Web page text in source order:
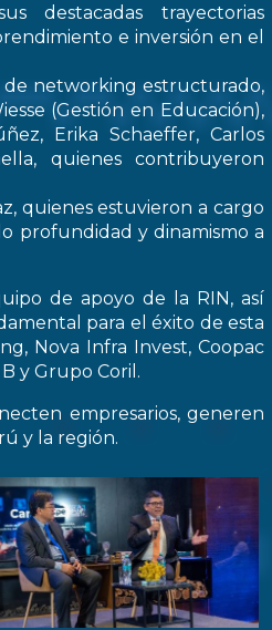
destacadas trayectorias
e inversión en el
de networking estructurado,
(Gestión en Educación),
Erika Schaeffer, Carlos
quienes contribuyeron
quienes estuvieron a cargo
profundidad y dinamismo a
de apoyo de la RIN, así
para el éxito de esta
Nova Infra Invest, Coopac
y Grupo Coril.
empresarios, generen
y la región.